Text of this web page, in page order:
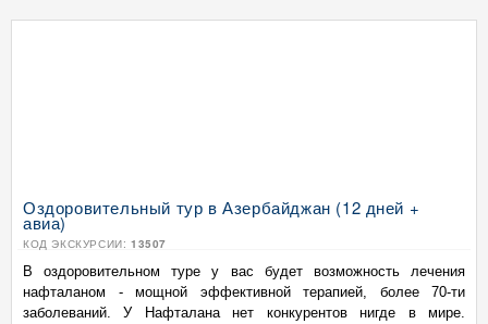
Оздоровительный тур в Азербайджан (12 дней +
авиа)
КОД ЭКСКУРСИИ: 13507
В оздоровительном туре у вас будет возможность лечения
нафталаном - мощной эффективной терапией, более 70-ти
заболеваний. У Нафталана нет конкурентов нигде в мире.